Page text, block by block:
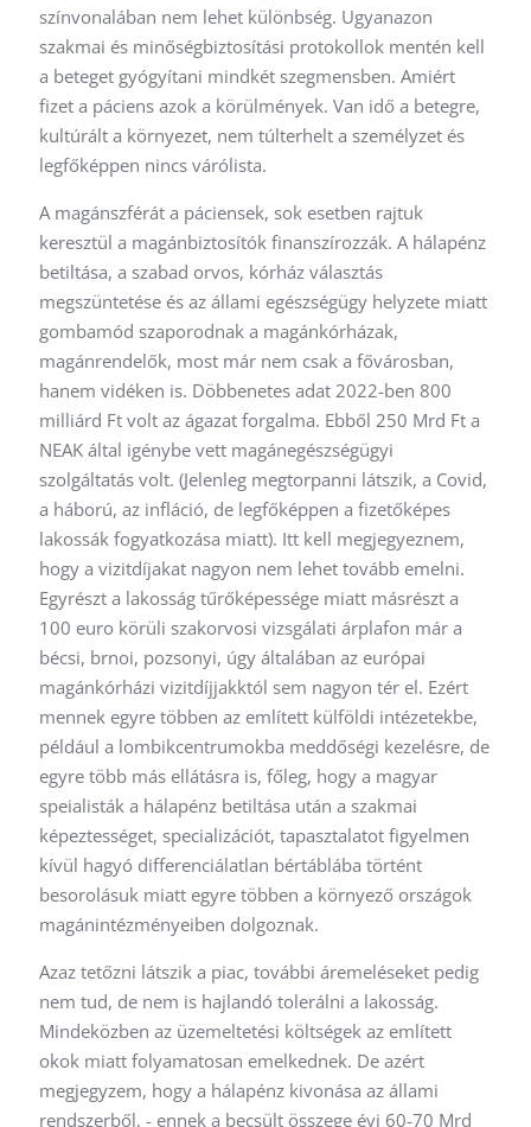
színvonalában nem lehet különbség. Ugyanazon
szakmai és minőségbiztosítási protokollok mentén kell
a beteget gyógyítani mindkét szegmensben. Amiért
fizet a páciens azok a körülmények. Van idő a betegre,
kultúrált a környezet, nem túlterhelt a személyzet és
legfőképpen nincs várólista.
A magánszférát a páciensek, sok esetben rajtuk
keresztül a magánbiztosítók finanszírozzák. A hálapénz
betiltása, a szabad orvos, kórház választás
megszüntetése és az állami egészségügy helyzete miatt
gombamód szaporodnak a magánkórházak,
magánrendelők, most már nem csak a fővárosban,
hanem vidéken is. Döbbenetes adat 2022-ben 800
milliárd Ft volt az ágazat forgalma. Ebből 250 Mrd Ft a
NEAK által igénybe vett magánegészségügyi
szolgáltatás volt. (Jelenleg megtorpanni látszik, a Covid,
a háború, az infláció, de legfőképpen a fizetőképes
lakossák fogyatkozása miatt). Itt kell megjegyeznem,
hogy a vizitdíjakat nagyon nem lehet tovább emelni.
Egyrészt a lakosság tűrőképessége miatt másrészt a
100 euro körüli szakorvosi vizsgálati árplafon már a
bécsi, brnoi, pozsonyi, úgy általában az európai
magánkórházi vizitdíjjakktól sem nagyon tér el. Ezért
mennek egyre többen az említett külföldi intézetekbe,
például a lombikcentrumokba meddőségi kezelésre, de
egyre több más ellátásra is, főleg, hogy a magyar
speialisták a hálapénz betiltása után a szakmai
képeztességet, specializációt, tapasztalatot figyelmen
kívül hagyó differenciálatlan bértáblába történt
besorolásuk miatt egyre többen a környező országok
magánintézményeiben dolgoznak.
Azaz tetőzni látszik a piac, további áremeléseket pedig
nem tud, de nem is hajlandó tolerálni a lakosság.
Mindeközben az üzemeltetési költségek az említett
okok miatt folyamatosan emelkednek. De azért
megjegyzem, hogy a hálapénz kivonása az állami
rendszerből, - ennek a becsült összege évi 60-70 Mrd